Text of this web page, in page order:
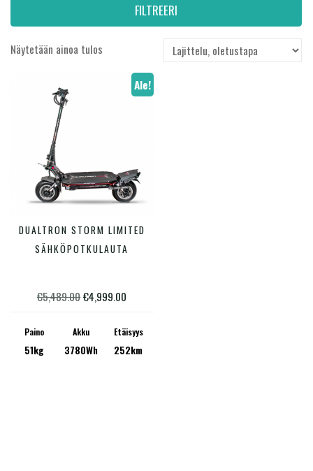
FILTREERI
Näytetään ainoa tulos
Ale!
LISÄÄ OSTOSKORIIN
DUALTRON STORM LIMITED
SÄHKÖPOTKULAUTA
€5,489.00Alkuperäinen
oli:
€5,489.00.
€4,999.00
on:
€4,999.00.
Paino
51kg
Akku
3780Wh
Etäisyys
252km